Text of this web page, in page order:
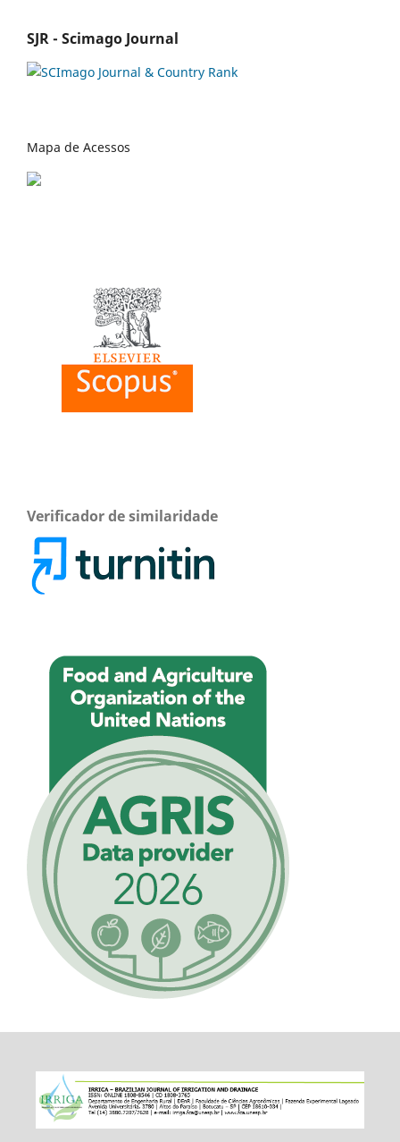
SJR - Scimago Journal
Mapa de Acessos
Verificador de similaridade